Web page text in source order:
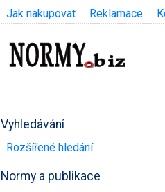
Jak nakupovat Reklamace
Vyhledávání
Rozšířené hledání
Normy a publikace